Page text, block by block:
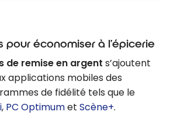
pour économiser à l’épicerie
de remise en argent s’ajoutent
applications mobiles des
de fidélité tels que le
, PC Optimumet Scène+.